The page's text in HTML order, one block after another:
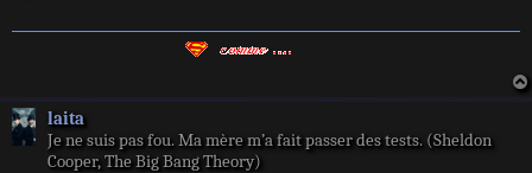
laita
Je ne suis pas fou. Ma mère m’a fait passer des tests. (Sheldon
Cooper, The Big Bang Theory)